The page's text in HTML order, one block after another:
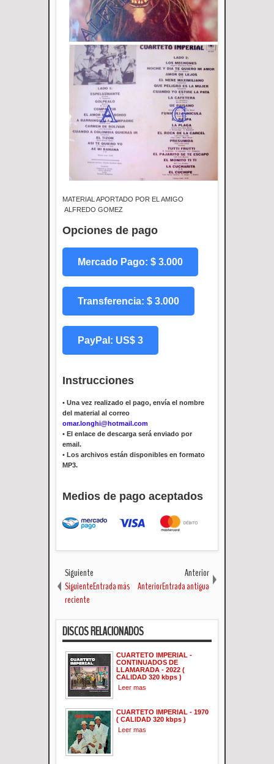
MATERIAL APORTADO POR EL AMIGO
ALFREDO GOMEZ
Opciones de pago
Mercado Pago: $ 3.000
Transferencia: $ 3.000
PayPal: US$ 3
Instrucciones
• Una vez realizado el pago, envía el nombre
del material al correo
omar.longhi@hotmail.com
• El enlace de descarga será enviado por
email.
• Los archivos están disponibles en formato
MP3.
Medios de pago aceptados
Siguiente
SiguienteEntrada más
reciente
Anterior
AnteriorEntrada antigua
DISCOS RELACIONADOS
CUARTETO IMPERIAL -
CONTINUADOS DE
LLAMARADA - 2022 (
CALIDAD 320 kbps )
Leer mas
CUARTETO IMPERIAL - 1970
( CALIDAD 320 kbps )
Leer mas